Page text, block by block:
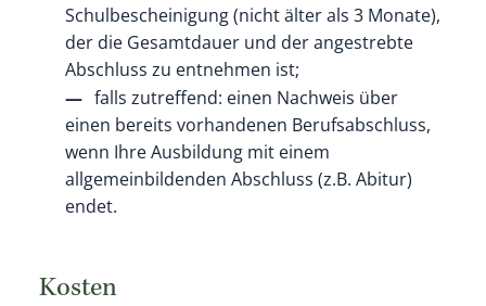
Schulbescheinigung (nicht älter als 3 Monate),
der die Gesamtdauer und der angestrebte
Abschluss zu entnehmen ist;
falls zutreffend: einen Nachweis über
einen bereits vorhandenen Berufsabschluss,
wenn Ihre Ausbildung mit einem
allgemeinbildenden Abschluss (z.B. Abitur)
endet.
Kosten